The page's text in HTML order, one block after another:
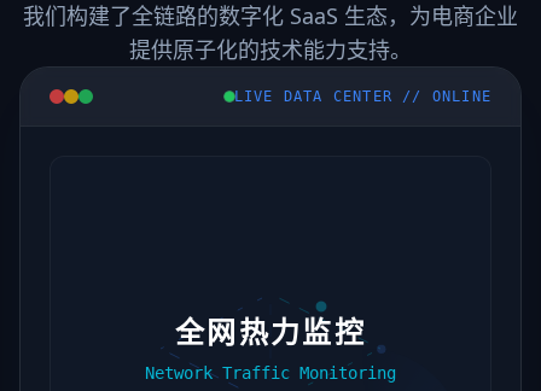
我们构建了全链路的数字化 SaaS 生态，为电商企业
提供原子化的技术能力支持。
LIVE DATA CENTER // ONLINE
全网热力监控
Network Traffic Monitoring